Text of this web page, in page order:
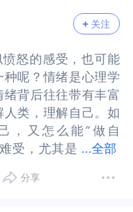
不知道对于爸爸帮
一些什么样的想法
感受到爸爸一直有
己和弟弟。甚至爸
有及时给予自己帮
忽视或者被轻视的
，会有一些委屈愤
部分，形成了你感
，你期待爸爸可以
弟独立解决孩子的
己，不再受累，有
对于爸爸帮弟弟带
样的想法呢？可以
爸一直有一些重男
。甚至爸爸在自己
自己帮助，让你感
视的呢？所以，也
愤怒，或者失落难
感受到的烦躁，是
以公平对待自己和
的问题，让爸爸可
，有一个轻松的晚
关注
...全部
怒的感受，也可能
呢？情绪是心理学
背后往往带有丰富
类，理解自己。如
，又怎么能“做自
受，尤其是
你发现承受这个难
呢？情绪是心理学
背后往往带有丰富
类，理解自己。如
，又怎么能“做自
，尤其是过量的情
受这个难受，可能
分享